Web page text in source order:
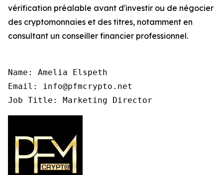
vérification préalable avant d'investir ou de négocier
des cryptomonnaies et des titres, notamment en
consultant un conseiller financier professionnel.
Name: Amelia Elspeth
Email: info@pfmcrypto.net
Job Title: Marketing Director